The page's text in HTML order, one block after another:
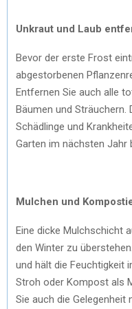
Unkraut und Laub
Bevor der erste Frost
abgestorbenen
Entfernen Sie auch alle
Bäumen und Sträuchern.
Schädlinge und
Garten im nächsten Jahr
Mulchen und
Eine dicke Mulchschicht
den Winter zu
und hält die Feuchtigkeit
Stroh oder Kompost als
Sie auch die